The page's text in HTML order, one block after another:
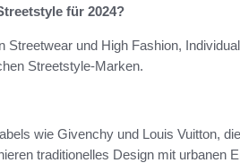
für 2024?
Streetwear und High Fashion,
Streetstyle-Marken.
wie Givenchy und Louis Vuitton,
traditionelles Design mit urbanen